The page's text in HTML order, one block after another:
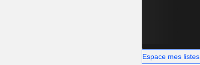
Espace mes listes